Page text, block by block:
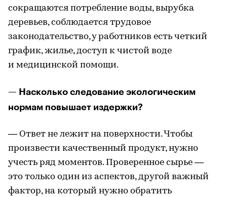
сокращаются потребление воды, вырубка
деревьев, соблюдается трудовое
законодательство, у работников есть четкий
график, жилье, доступ к чистой воде
и медицинской помощи.
— Насколько следование экологическим
нормам повышает издержки?
— Ответ не лежит на поверхности. Чтобы
произвести качественный продукт, нужно
учесть ряд моментов. Проверенное сырье —
это только один из аспектов, другой важный
фактор, на который нужно обратить